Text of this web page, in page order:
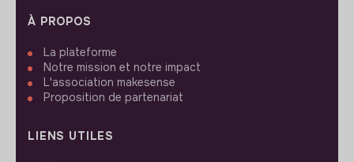
À PROPOS
La plateforme
Notre mission et notre impact
L'association makesense
Proposition de partenariat
LIENS UTILES